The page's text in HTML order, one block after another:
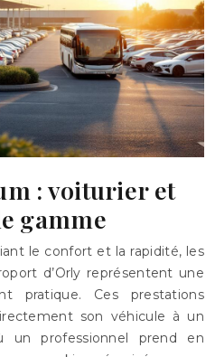
: voiturier et
gamme
le confort et la rapidité, les
d’Orly représentent une
pratique. Ces prestations
son véhicule à un
un professionnel prend en